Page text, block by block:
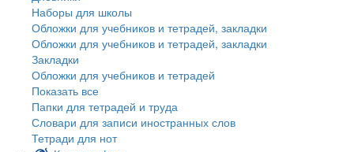
Наборы для школы
Обложки для учебников и тетрадей, закладки
Обложки для учебников и тетрадей, закладки
Закладки
Обложки для учебников и тетрадей
Показать все
Папки для тетрадей и труда
Словари для записи иностранных слов
Тетради для нот